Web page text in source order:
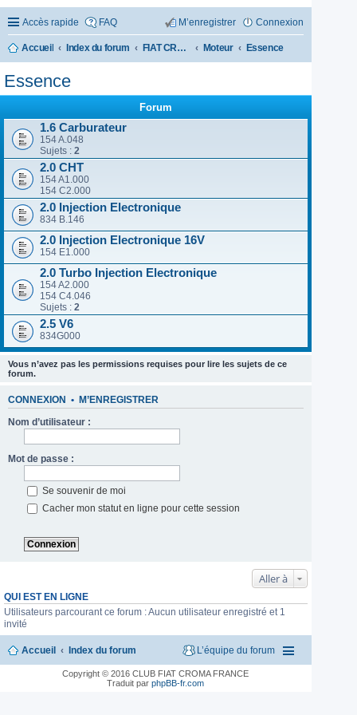
Accès rapide FAQ Connexion
M’enregistrer
Accueil Index du forum FIAT CROMA 1985-1996 Moteur Essence
Essence
Forum
1.6 Carburateur
154 A.048
Sujets : 2
2.0 CHT
154 A1.000
154 C2.000
2.0 Injection Electronique
834 B.146
2.0 Injection Electronique 16V
154 E1.000
2.0 Turbo Injection Electronique
154 A2.000
154 C4.046
Sujets : 2
2.5 V6
834G000
Vous n’avez pas les permissions requises pour lire les sujets de ce
forum.
CONNEXION • M’ENREGISTRER
Nom d’utilisateur :
Mot de passe :
Se souvenir de moi
Cacher mon statut en ligne pour cette session
Aller à
QUI EST EN LIGNE
Utilisateurs parcourant ce forum : Aucun utilisateur enregistré et 1
invité
Accueil Index du forum L’équipe du forum
Copyright © 2016 CLUB FIAT CROMA FRANCE
Traduit parphpBB-fr.com